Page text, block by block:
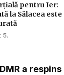
pentru Ier:
la Sălacea este
5.
a